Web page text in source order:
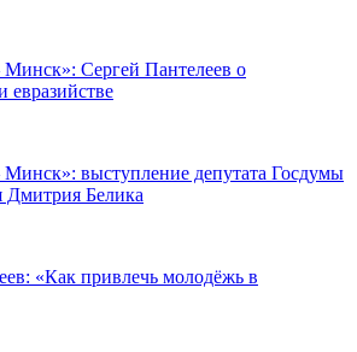
Минск»: Сергей Пантелеев о
евразийстве
Минск»: выступление депутата Госдумы
Дмитрия Белика
«Как привлечь молодёжь в